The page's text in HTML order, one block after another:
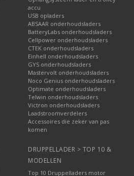
accu
USB opladers
ABSAAR onderhoudsladers
BatteryLabs onderhoudsladers
Cellpower onderhoudsladers
CTEK onderhoudsladers
Einhell onderhoudsladers
GYS onderhoudsladers
Mastervolt onderhoudsladers
Noco Genius onderhoudsladers
Optimate onderhoudsladers
Telwin onderhoudsladers
Victron onderhoudsladers
Laadstroomverdelers
Accessoires die zeker van pas
komen
DRUPPELLADER > TOP 10 &
MODELLEN
Top 10 Druppelladers motor